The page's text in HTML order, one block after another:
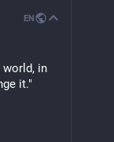
EN
world, in
it."